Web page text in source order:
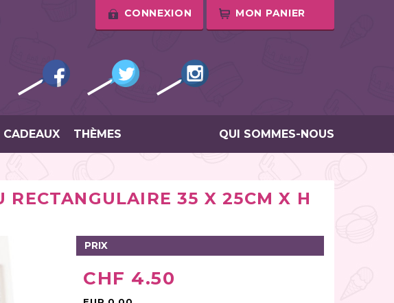
CONNEXION MON PANIER
CADEAUX THÈMES QUI SOMMES-NOUS
RECTANGULAIRE 35 X 25CM X H
PRIX
CHF 4.50